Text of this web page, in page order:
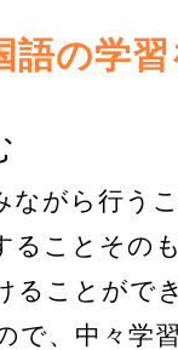
語の学
ながら行う
ることその
ることがで
で、中々学